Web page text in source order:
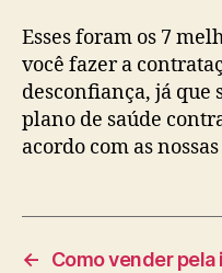
Esses foram os 7
você fazer a
desconfiança, já que
plano de saúde
acordo com as
←
Como vender